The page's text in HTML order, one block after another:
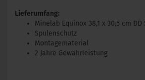
Lieferumfang:
Minelab Equinox 38,1 x 30,5 cm DD
Spulenschutz
Montagematerial
2 Jahre Gewährleistung